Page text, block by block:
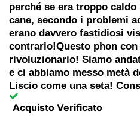
perché se era troppo
cane, secondo i problemi
erano davvero fastidiosi
contrario!Questo phon con
rivoluzionario! Siamo
e ci abbiamo messo metà
Liscio come una seta!
Acquisto Verificato